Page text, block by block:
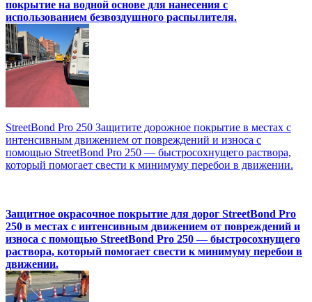
покрытие на водной основе для нанесения с
использованием безвоздушного распылителя.
StreetBond Pro 250 Защитите дорожное покрытие в местах с
интенсивным движением от повреждений и износа с
помощью StreetBond Pro 250 — быстросохнущего раствора,
который помогает свести к минимуму перебои в движении.
Защитное окрасочное покрытие для дорог StreetBond Pro
250 в местах с интенсивным движением от повреждений и
износа с помощью StreetBond Pro 250 — быстросохнущего
раствора, который помогает свести к минимуму перебои в
движении.